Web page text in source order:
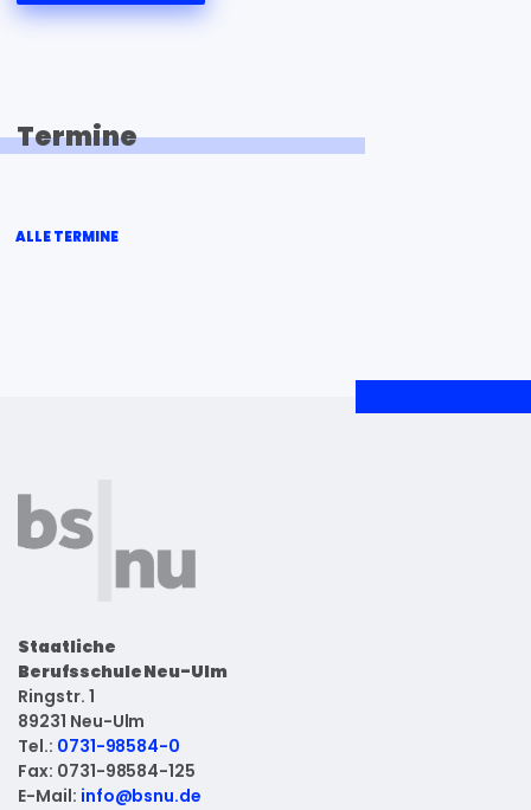
Termine
ALLE TERMINE
Staatliche
Berufsschule Neu-Ulm
Ringstr. 1
89231 Neu-Ulm
Tel.: 0731-98584-0
Fax: 0731-98584-125
E-Mail: info@bsnu.de